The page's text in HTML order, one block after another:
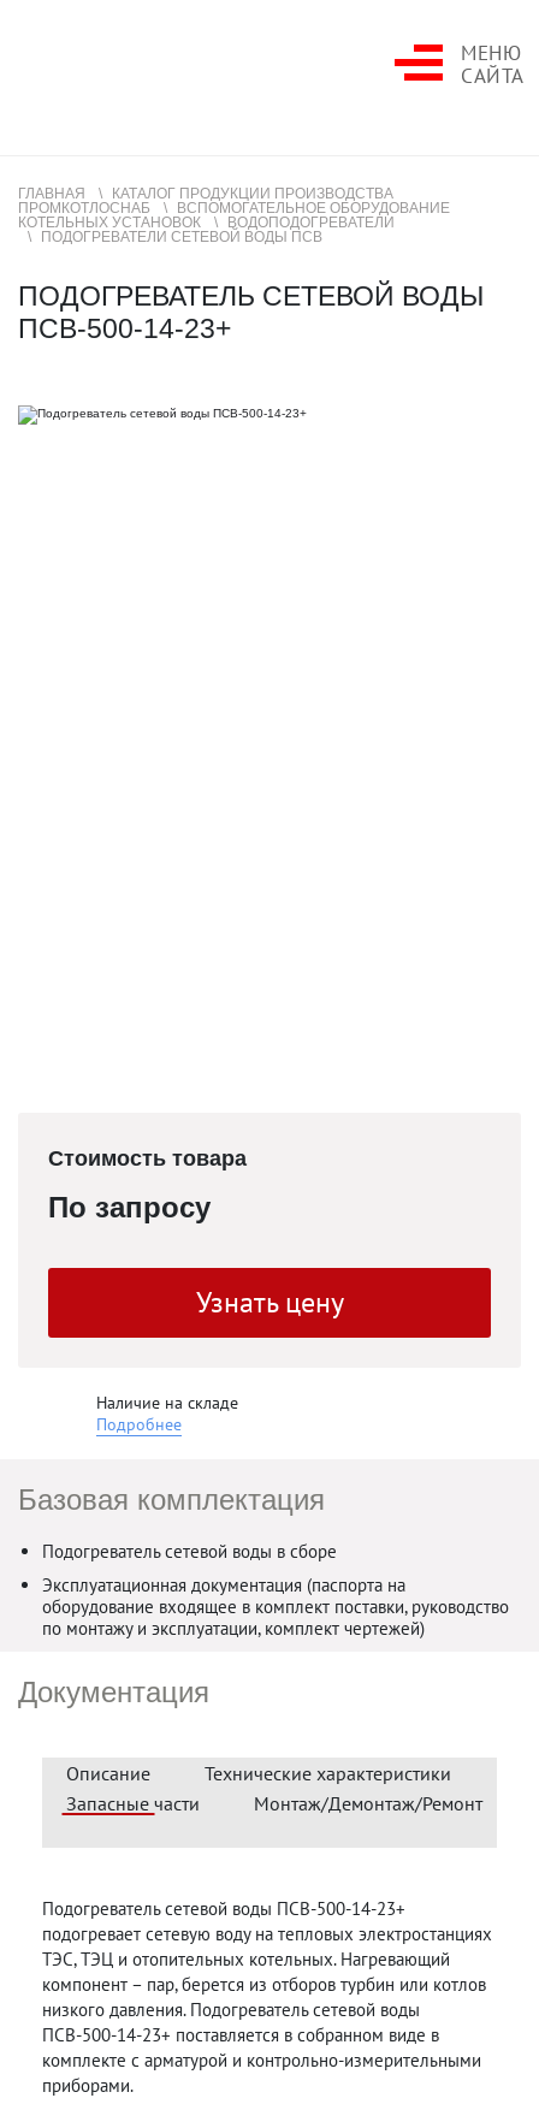
МЕНЮ
САЙТА
ГЛАВНАЯ
КАТАЛОГ ПРОДУКЦИИ ПРОИЗВОДСТВА
ПРОМКОТЛОСНАБ
ВСПОМОГАТЕЛЬНОЕ ОБОРУДОВАНИЕ
КОТЕЛЬНЫХ УСТАНОВОК
ВОДОПОДОГРЕВАТЕЛИ
ПОДОГРЕВАТЕЛИ СЕТЕВОЙ ВОДЫ ПСВ
ПОДОГРЕВАТЕЛЬ СЕТЕВОЙ ВОДЫ
ПСВ-500-14-23+
Стоимость товара
По запросу
Узнать цену
Наличие на складе
Подробнее
Базовая комплектация
Подогреватель сетевой воды в сборе
Эксплуатационная документация (паспорта на
оборудование входящее в комплект поставки, руководство
по монтажу и эксплуатации, комплект чертежей)
Документация
Описание
Технические характеристики
Запасные части
Монтаж/Демонтаж/Ремонт
Подогреватель сетевой воды ПСВ-500-14-23+
подогревает сетевую воду на тепловых электростанциях
ТЭС, ТЭЦ и отопительных котельных. Нагревающий
компонент – пар, берется из отборов турбин или котлов
низкого давления. Подогреватель сетевой воды
ПСВ-500-14-23+ поставляется в собранном виде в
комплекте с арматурой и контрольно-измерительными
приборами.